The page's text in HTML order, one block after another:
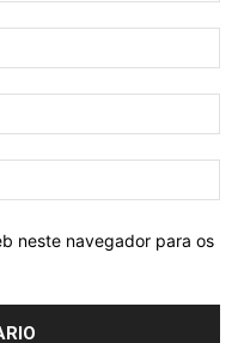
neste navegador para os